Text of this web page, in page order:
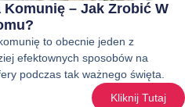
– Jak Zrobić W
to obecnie jeden z
efektownych sposobów na
podczas tak ważnego święta.
Kliknij Tutaj